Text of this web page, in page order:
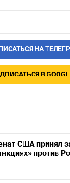
НА
В
США принял
против